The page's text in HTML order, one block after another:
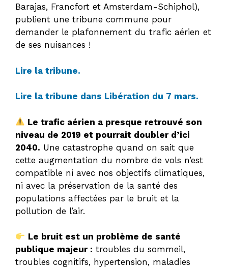
Barajas, Francfort et Amsterdam-Schiphol),
publient une tribune commune pour
demander le plafonnement du trafic aérien et
de ses nuisances !
Lire la tribune.
Lire la tribune dans Libération du 7 mars.
Le trafic aérien a presque retrouvé son
niveau de 2019 et pourrait doubler d’ici
2040. Une catastrophe quand on sait que
cette augmentation du nombre de vols n’est
compatible ni avec nos objectifs climatiques,
ni avec la préservation de la santé des
populations affectées par le bruit et la
pollution de l’air.
Le bruit est un problème de santé
publique majeur : troubles du sommeil,
troubles cognitifs, hypertension, maladies